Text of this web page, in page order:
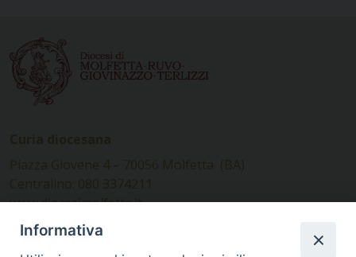
www.diocesimolfetta.it –
diocesimolfetta@pec.chiesacattolica.it
Informativa